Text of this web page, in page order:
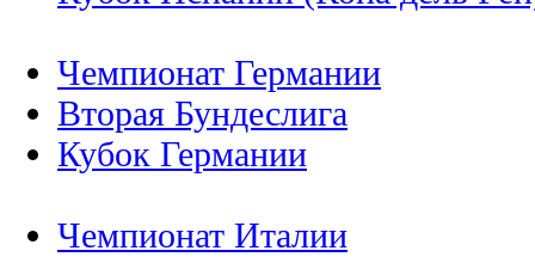
Чемпионат Германии
Вторая Бундеслига
Кубок Германии
Чемпионат Италии